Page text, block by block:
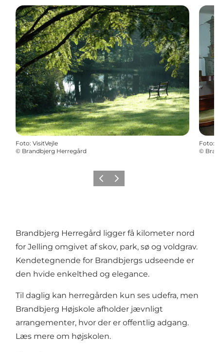
Foto: VisitVejle
© Brandbjerg Herregård
Foto:
©
ForrigeNæste
Brandbjerg Herregård ligger få kilometer nord
for Jelling omgivet af skov, park, sø og voldgrav.
Kendetegnende for Brandbjergs udseende er
den hvide enkelthed og elegance.
Til daglig kan herregården kun ses udefra, men
Brandbjerg Højskole afholder jævnligt
arrangementer, hvor der er offentlig adgang.
Læs mere om højskolen.